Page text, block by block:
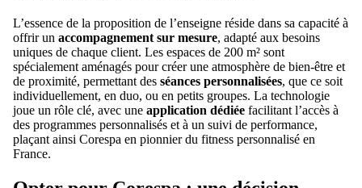
L’essence de la proposition de l’enseigne réside dans sa capacité à
offrir un accompagnement sur mesure, adapté aux besoins
uniques de chaque client. Les espaces de 200 m² sont
spécialement aménagés pour créer une atmosphère de bien-être et
de proximité, permettant des séances personnalisées, que ce soit
individuellement, en duo, ou en petits groupes. La technologie
joue un rôle clé, avec une application dédiée facilitant l’accès à
des programmes personnalisés et à un suivi de performance,
plaçant ainsi Corespa en pionnier du fitness personnalisé en
France.